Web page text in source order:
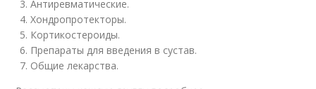
Антиревматические.
Хондропротекторы.
Кортикостероиды.
Препараты для введения в сустав.
Общие лекарства.